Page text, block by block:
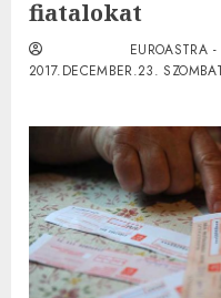
fiatalokat
EUROASTRA
2017.DECEMBER.23.